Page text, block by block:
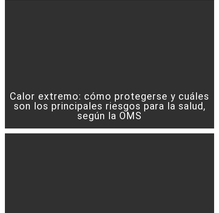
Calor extremo: cómo protegerse y cuáles
son los principales riesgos para la salud,
según la OMS